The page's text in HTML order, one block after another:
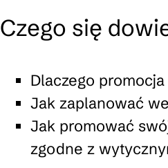
Czego się
Dlaczego
Jak zaplanować
Jak promować
zgodne z